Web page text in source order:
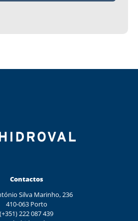
Contactos
Silva Marinho, 236
410-063 Porto
(+351) 222 087 439